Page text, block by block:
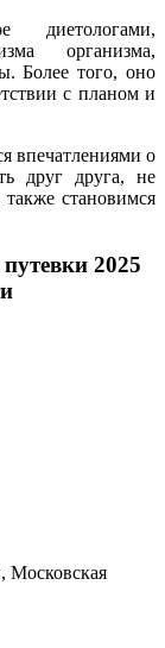
диетологами,
организма,
Более того, оно
с планом и
впечатлениями о
друг друга, не
становимся
2025
Московская